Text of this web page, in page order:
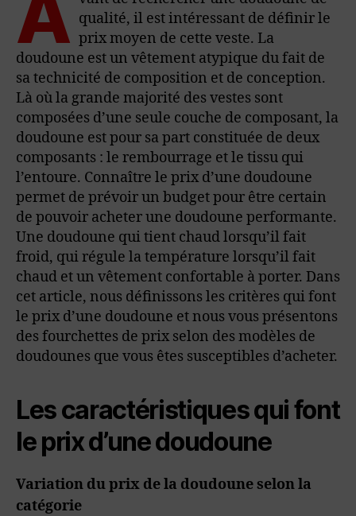
qualité, il est intéressant de définir le
prix moyen de cette veste. La
doudoune est un vêtement atypique du fait de
sa technicité de composition et de conception.
Là où la grande majorité des vestes sont
composées d’une seule couche de composant, la
doudoune est pour sa part constituée de deux
composants : le rembourrage et le tissu qui
l’entoure. Connaître le prix d’une doudoune
permet de prévoir un budget pour être certain
de pouvoir acheter une doudoune performante.
Une doudoune qui tient chaud lorsqu’il fait
froid, qui régule la température lorsqu’il fait
chaud et un vêtement confortable à porter. Dans
cet article, nous définissons les critères qui font
le prix d’une doudoune et nous vous présentons
des fourchettes de prix selon des modèles de
doudounes que vous êtes susceptibles d’acheter.
Les caractéristiques qui font
le prix d’une doudoune
Variation du prix de la doudoune selon la
catégorie